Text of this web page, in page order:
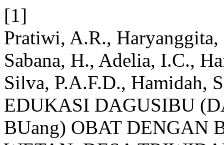
[1]
Pratiwi, A.R.,
Sabana, H., Adelia, I.C.,
Silva, P.A.F.D., Hamidah,
EDUKASI DAGUSIBU
BUang) OBAT DENGAN